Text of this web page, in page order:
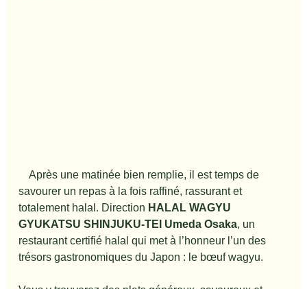
Après une matinée bien remplie, il est temps de
savourer un repas à la fois raffiné, rassurant et
totalement halal. Direction HALAL WAGYU
GYUKATSU SHINJUKU-TEI Umeda Osaka, un
restaurant certifié halal qui met à l’honneur l’un des
trésors gastronomiques du Japon : le bœuf wagyu.